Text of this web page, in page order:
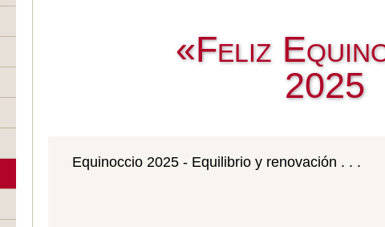
«Feliz
2025
Equinoccio 2025 - Equilibrio y renovación . . .